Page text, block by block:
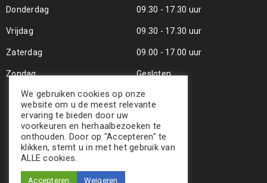
Donderdag 09.30 - 17.30 uur
Vrijdag 09.30 - 17.30 uur
Zaterdag 09.00 - 17.00 uur
Zondag Gesloten
We gebruiken cookies op onze
website om u de meest relevante
ervaring te bieden door uw
voorkeuren en herhaalbezoeken te
onthouden. Door op "Accepteren" te
klikken, stemt u in met het gebruik van
ALLE cookies.
Accepteren Weigeren